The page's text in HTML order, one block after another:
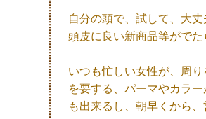
自分の頭で、試して、大
頭皮に良い新商品等がでた
いつも忙しい女性が、周
を要する、パーマやカラ
も出来るし、朝早くから